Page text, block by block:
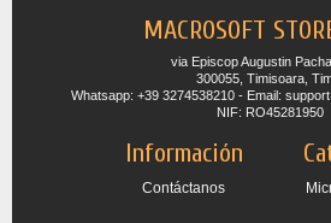
MACROSOFT
via Episcop Augustin
300055, Timisoara,
Whatsapp: +39 3274538210 - Email:
NIF: RO45281950
Información
Contáctanos